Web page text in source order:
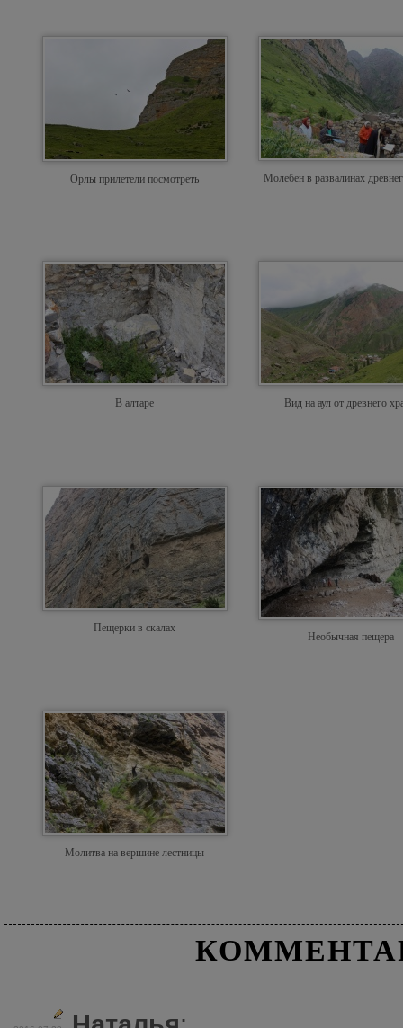
Орлы прилетели посмотреть Молебен в развалинах
В алтаре Вид на аул от древнего
Пещерки в скалах
Необычная пещера
Молитва на вершине лестницы